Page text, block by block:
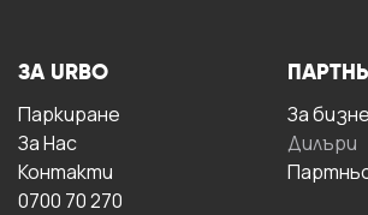
ЗА URBO
Паркиране
За Hас
Контакти
0700 70 270
За
Дилъри